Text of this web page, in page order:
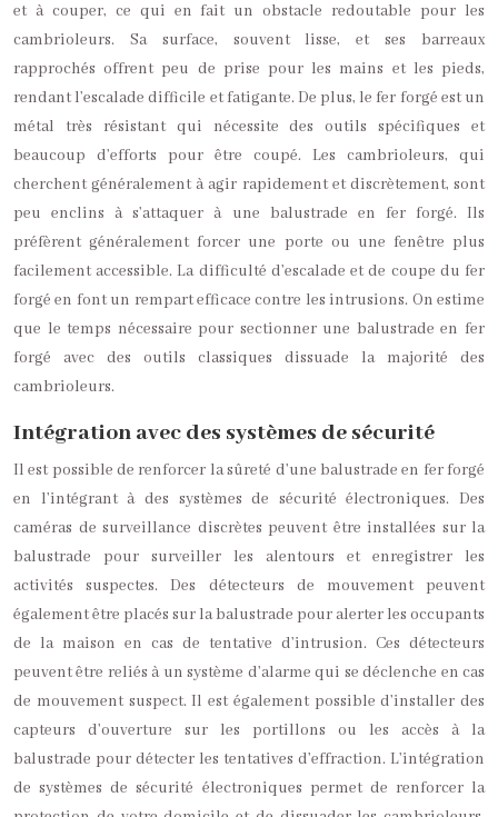
et à couper, ce qui en fait un obstacle redoutable pour les
cambrioleurs. Sa surface, souvent lisse, et ses barreaux
rapprochés offrent peu de prise pour les mains et les pieds,
rendant l’escalade difficile et fatigante. De plus, le fer forgé est un
métal très résistant qui nécessite des outils spécifiques et
beaucoup d’efforts pour être coupé. Les cambrioleurs, qui
cherchent généralement à agir rapidement et discrètement, sont
peu enclins à s’attaquer à une balustrade en fer forgé. Ils
préfèrent généralement forcer une porte ou une fenêtre plus
facilement accessible. La difficulté d’escalade et de coupe du fer
forgé en font un rempart efficace contre les intrusions. On estime
que le temps nécessaire pour sectionner une balustrade en fer
forgé avec des outils classiques dissuade la majorité des
cambrioleurs.
Intégration avec des systèmes de sécurité
Il est possible de renforcer la sûreté d’une balustrade en fer forgé
en l’intégrant à des systèmes de sécurité électroniques. Des
caméras de surveillance discrètes peuvent être installées sur la
balustrade pour surveiller les alentours et enregistrer les
activités suspectes. Des détecteurs de mouvement peuvent
également être placés sur la balustrade pour alerter les occupants
de la maison en cas de tentative d’intrusion. Ces détecteurs
peuvent être reliés à un système d’alarme qui se déclenche en cas
de mouvement suspect. Il est également possible d’installer des
capteurs d’ouverture sur les portillons ou les accès à la
balustrade pour détecter les tentatives d’effraction. L’intégration
de systèmes de sécurité électroniques permet de renforcer la